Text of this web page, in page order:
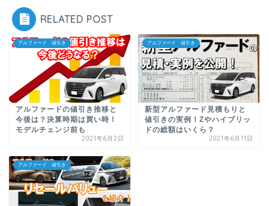
RELATED POST
アルファード 値引き
アルファードの値引き推移と
今後は？決算時期は買い時！
モデルチェンジ前も
2021年6月2日
アルファード 値引き
新型アルファード見積もりと
値引きの実例！Zやハイブリッ
ドの総額はいくら？
2021年6月11日
アルファード 値引き